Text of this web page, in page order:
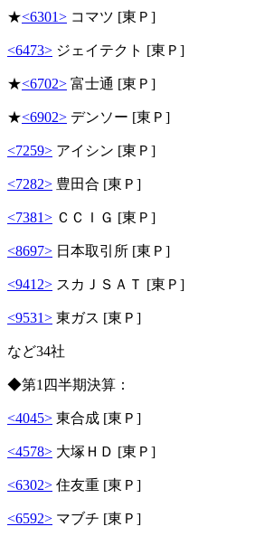
★<6301> コマツ [東Ｐ]
<6473> ジェイテクト [東Ｐ]
★<6702> 富士通 [東Ｐ]
★<6902> デンソー [東Ｐ]
<7259> アイシン [東Ｐ]
<7282> 豊田合 [東Ｐ]
<7381> ＣＣＩＧ [東Ｐ]
<8697> 日本取引所 [東Ｐ]
<9412> スカＪＳＡＴ [東Ｐ]
<9531> 東ガス [東Ｐ]
など34社
◆第1四半期決算：
<4045> 東合成 [東Ｐ]
<4578> 大塚ＨＤ [東Ｐ]
<6302> 住友重 [東Ｐ]
<6592> マブチ [東Ｐ]